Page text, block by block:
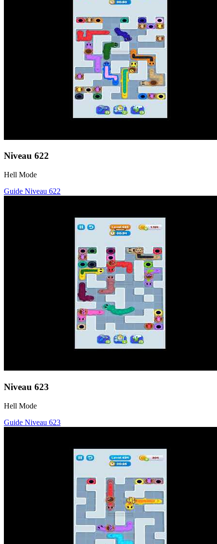
Niveau 622
Hell Mode
Guide Niveau 622
Niveau 623
Hell Mode
Guide Niveau 623